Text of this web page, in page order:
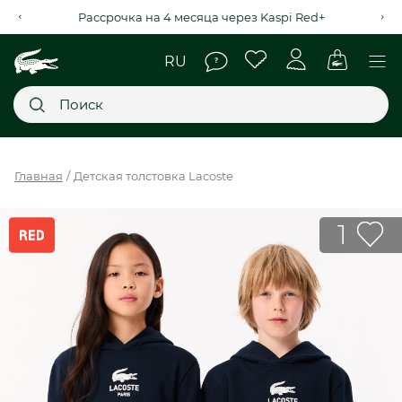
Рассрочка на 4 месяца через Kaspi Red+
НОВИНКИ
SALE
МУЖСКОЕ
ЖЕНСКОЕ
МЫ LACOSTE
Главная Детская толстовка Lacoste
1